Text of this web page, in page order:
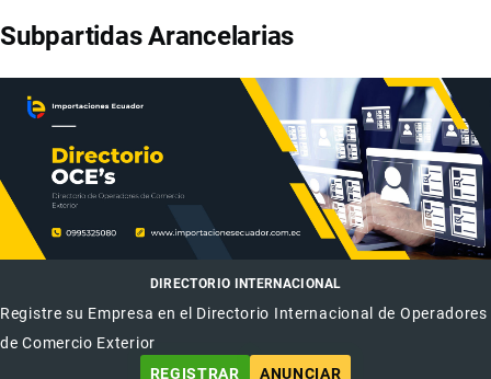
Subpartidas Arancelarias
DIRECTORIO INTERNACIONAL
Registre su Empresa en el Directorio Internacional de Operadores
de Comercio Exterior
REGISTRAR
ANUNCIAR